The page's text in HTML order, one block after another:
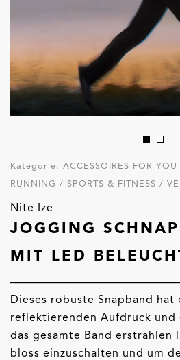
Kategorie: ACCESSOIRES FOR
RUNNING / SPORTS & FITNESS /
Nite Ize
JOGGING
MIT LED
Dieses robuste Snapband hat
reflektierenden Aufdruck und
das gesamte Band erstrahlen
bloss einzuschalten und um